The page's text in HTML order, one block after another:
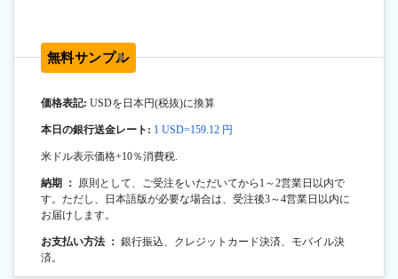
無料サンプル
価格表記: USDを日本円(税抜)に換算
本日の銀行送金レート: 1 USD=159.12 円
米ドル表示価格+10％消費税.
納期 ： 原則として、ご受注をいただいてから1～2営業日以内で
す。ただし、日本語版が必要な場合は、受注後3～4営業日以内に
お届けします。
お支払い方法 ： 銀行振込、クレジットカード決済、モバイル決
済。